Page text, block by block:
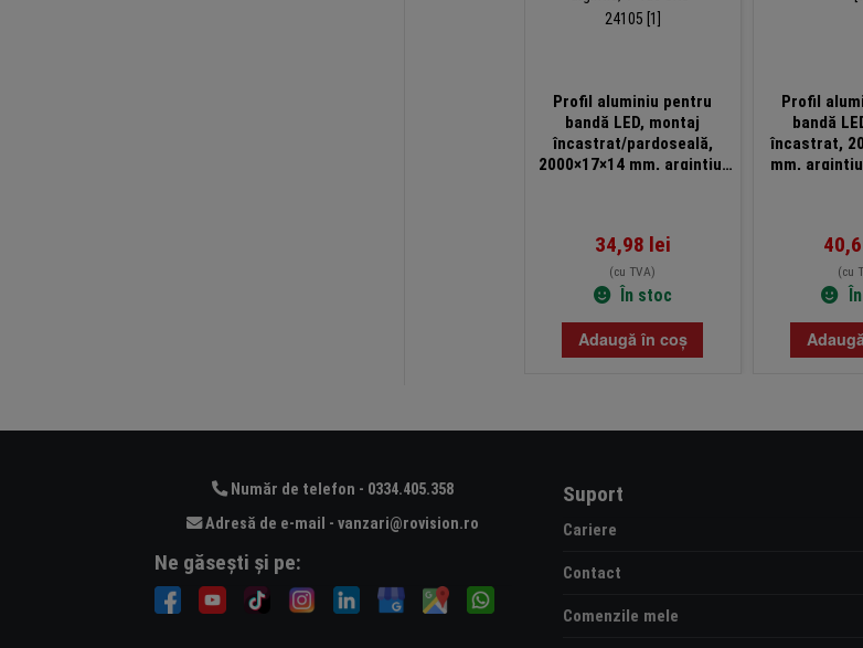
Profil aluminiu pentru
bandă LED, montaj
încastrat/pardoseală,
2000×17×14 mm, argintiu,
34,98 lei
(cu TVA)
În stoc
Adaugă în coș
Profil
bandă
încastrat,
mm,
(cu
Număr de telefon - 0334.405.358
Adresă de e-mail - vanzari@rovision.ro
Ne găsești și pe:
Suport
Cariere
Contact
Comenzile mele